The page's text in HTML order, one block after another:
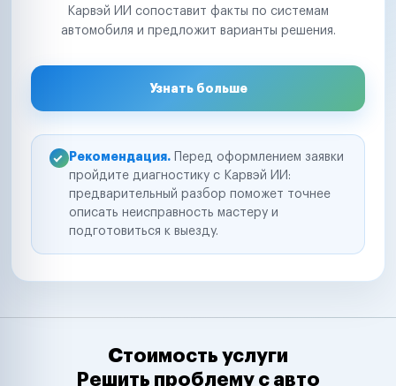
Карвэй ИИ сопоставит факты по системам
автомобиля и предложит варианты решения.
Узнать больше
Рекомендация. Перед оформлением заявки
пройдите диагностику с Карвэй ИИ:
предварительный разбор поможет точнее
описать неисправность мастеру и
подготовиться к выезду.
Стоимость услуги
Решить проблему с авто